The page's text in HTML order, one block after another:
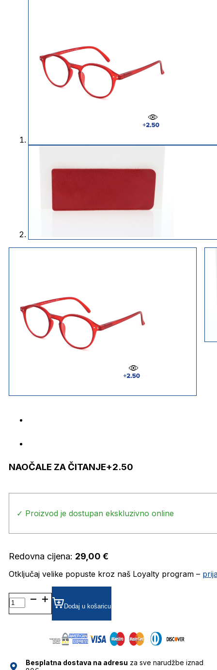
NAOČALE ZA ČITANJE+2.50
✓ Proizvod je dostupan ekskluzivno online
Redovna cijena: 29,00 €
Otključaj velike popuste kroz naš Loyalty program –
NAOČALE
ZA
ČITANJE+2.50
Dodaj u košaricu
Besplatna dostava na adresu za sve narudžbe iznad